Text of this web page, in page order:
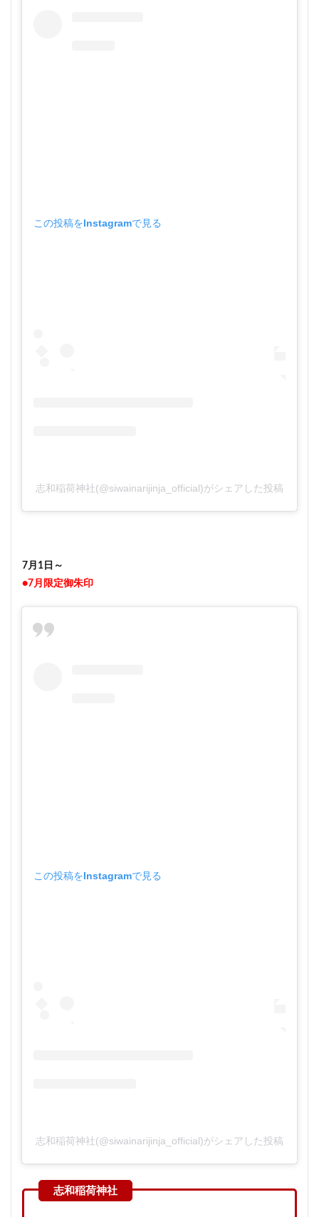
この投稿をInstagramで見る
志和稲荷神社(@siwainarijinja_official)がシェアした投稿
7月1日～
●7月限定御朱印
この投稿をInstagramで見る
志和稲荷神社(@siwainarijinja_official)がシェアした投稿